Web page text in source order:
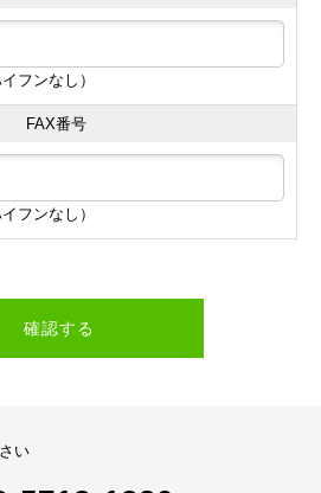
フンなし）
FAX番号
フンなし）
確認する
い